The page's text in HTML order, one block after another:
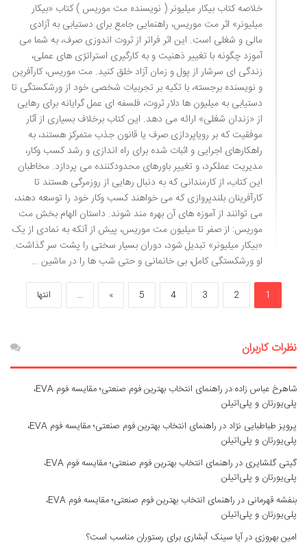
خلاصه کتاب بیکار میلیونر ( نویسنده مت موریس ) کتاب «بیکار
میلیونر» اثر مت موریس، راهنمایی جامع برای دستیابی به آزادی
مالی و شغلی است. این اثر فراتر از ثروت اندوزی صرف، به شما می
آموزد چگونه با تغییر ذهنیت و به کارگیری استراتژی های عملی،
زندگی ای سرشار از پول و زمان آزاد خلق کنید. مت موریس، کارآفرین
و نویسنده برجسته، با تکیه بر تجربیات شخصی خود از ورشکستگی تا
دستیابی به میلیون ها دلار ثروت، فلسفه ای عمل گرایانه برای رهایی
از «زندان شغلی» ارائه می دهد. این کتاب برخلاف بسیاری از آثار
موفقیت که بر رویاپردازی صرف یا قانون جذب متمرکز هستند، به
راهکارهای اجرایی و اثبات شده برای راه اندازی و رشد کسب وکار،
مدیریت عملکرد، و تغییر باورهای محدودکننده می پردازد. مخاطبان
این کتاب، از کارمندانی که به دنبال رهایی از روزمرگی هستند تا
کارآفرینان بلندپروازی که می خواهند کسب وکار خود را توسعه دهند،
می توانند از آموزه های آن بهره مند شوند. داستان الهام بخش مت
موریس: از صفر تا میلیون مت موریس، پیش از آنکه به نمادی از یک
«بیکار میلیونر» تبدیل شود، دوران بسیار سختی را پشت سر گذاشت.
او ورشکستگی کامل، بی خانمانی و حتی شب ها را در ماشین …
1
2
3
4
5
»
... انتها
نظرات کاربران
شاهرخ عباس زادهدر
راهنمای انتخاب بهترین فوم صنعتی؛ مقایسه فوم EVA،
پلی‌یورتان و پلی‌اتیلن
پرویز طباطبایی نژاد در
راهنمای انتخاب بهترین فوم صنعتی؛ مقایسه فوم EVA،
پلی‌یورتان و پلی‌اتیلن
گیتی گلشایری در
راهنمای انتخاب بهترین فوم صنعتی؛ مقایسه فوم EVA،
پلی‌یورتان و پلی‌اتیلن
بنفشه قهرمانی در
راهنمای انتخاب بهترین فوم صنعتی؛ مقایسه فوم EVA،
پلی‌یورتان و پلی‌اتیلن
امین بهروزی درآیا سینک آبشاری برای رستوران مناسب است؟